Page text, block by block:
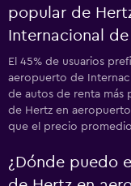
popular de
Internacional
El 45% de usuarios
aeropuerto de
de autos de renta más
de Hertz en
que el precio
¿Dónde puedo